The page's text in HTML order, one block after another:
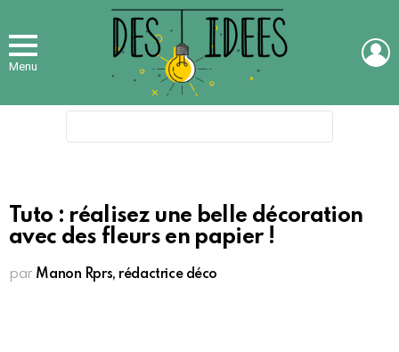
Menu
Tuto : réalisez une belle décoration
avec des fleurs en papier !
par Manon Rprs, rédactrice déco